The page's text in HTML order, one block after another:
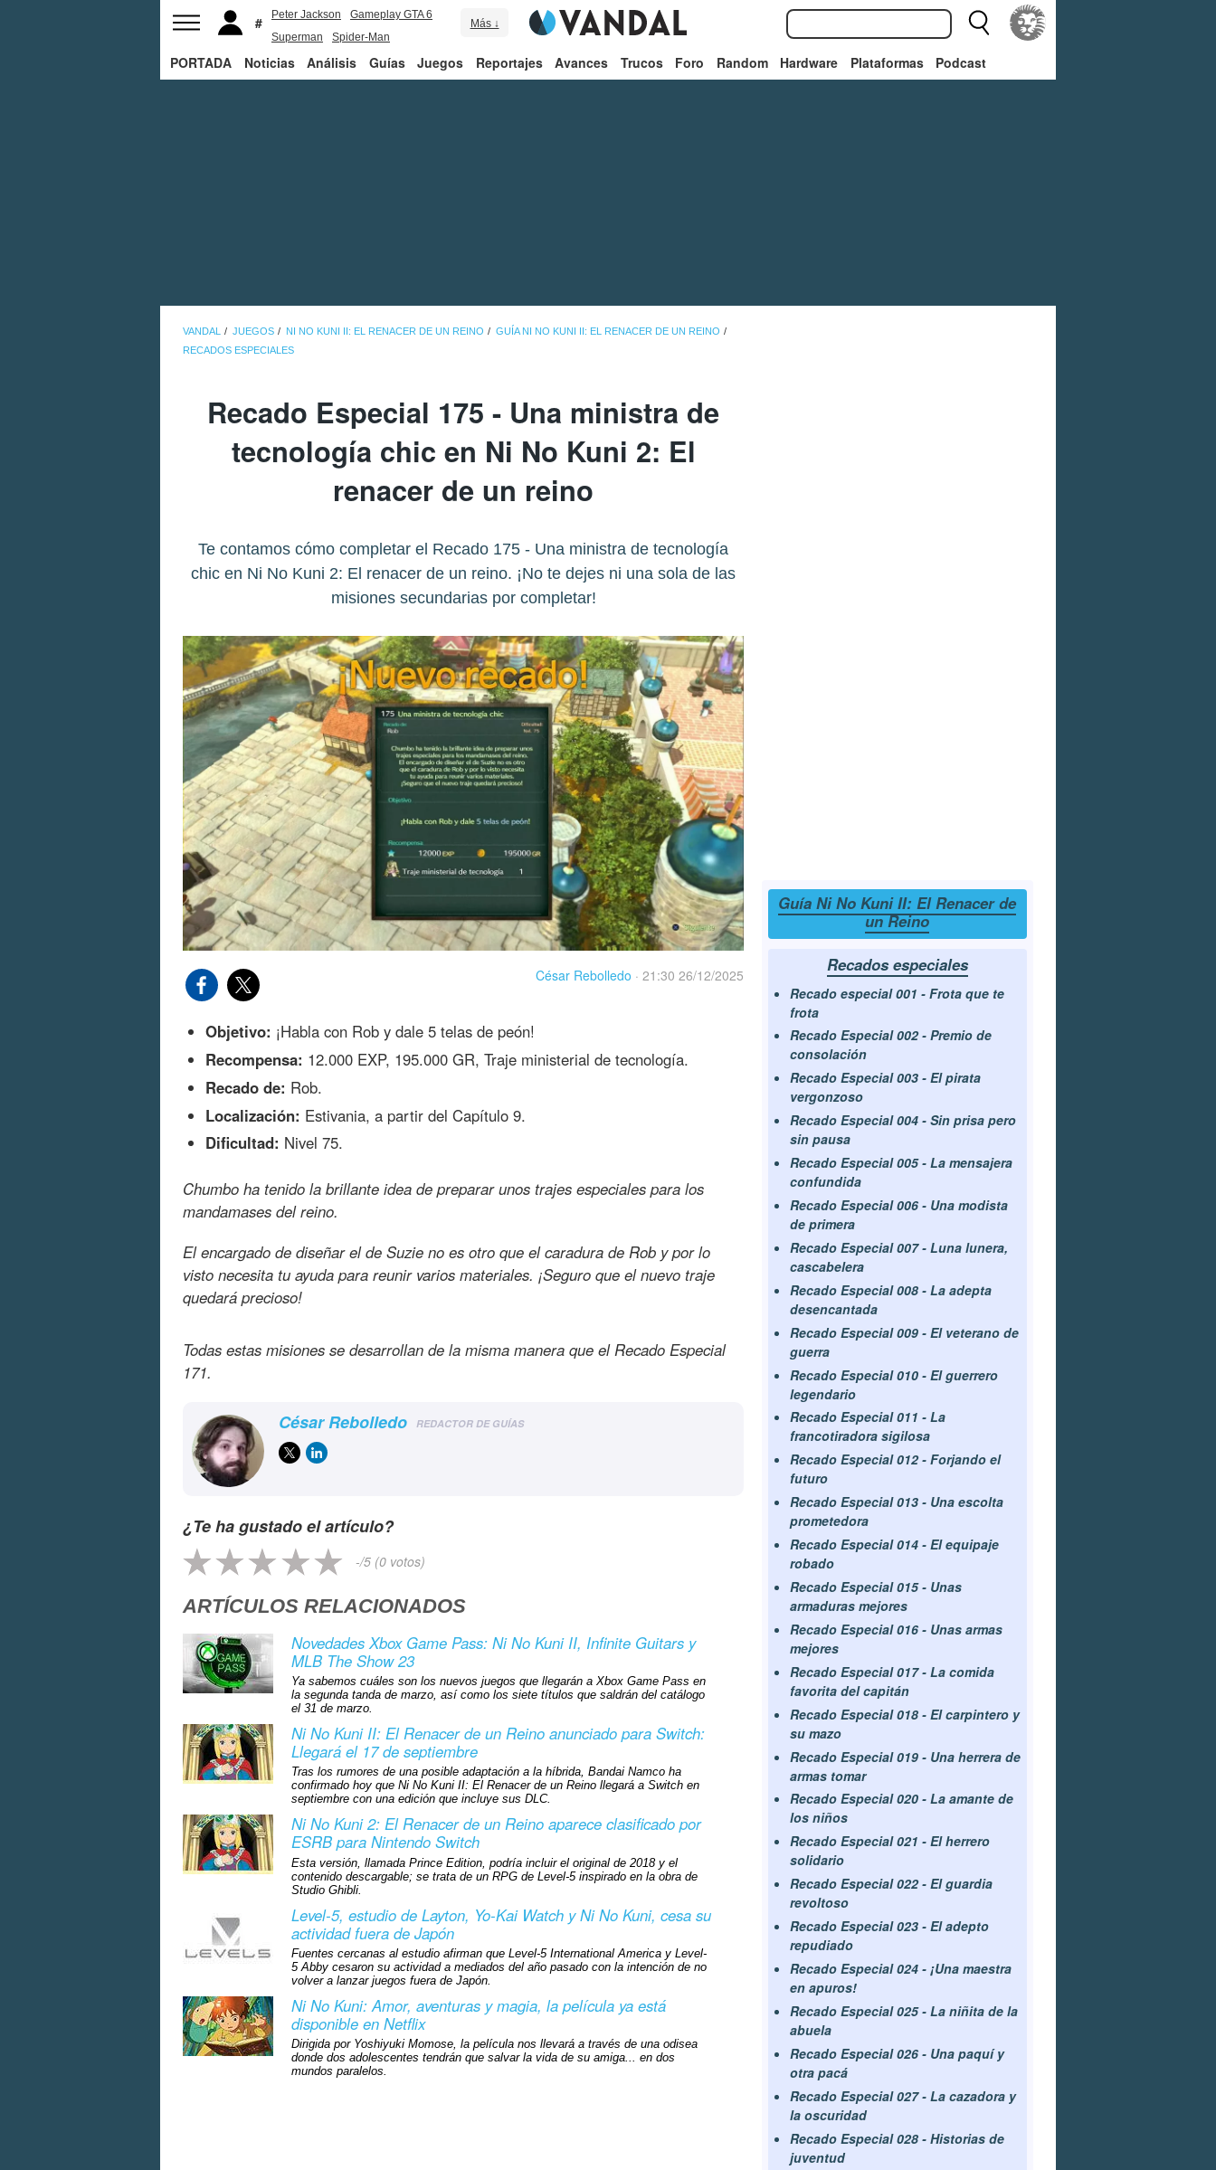
Peter Jackson
Gameplay GTA 6
Superman
Spider-Man
Más ↓
PORTADA Noticias Análisis Guías Juegos Reportajes Avances Trucos Foro Random Hardware Plataformas Podcast
VANDAL JUEGOS NI NO KUNI II: EL RENACER DE UN REINO
GUÍA NI NO KUNI II: EL RENACER DE UN REINO
RECADOS ESPECIALES
Recado Especial 175 - Una ministra de
tecnología chic en Ni No Kuni 2: El
renacer de un reino
Te contamos cómo completar el Recado 175 - Una ministra de tecnología
chic en Ni No Kuni 2: El renacer de un reino. ¡No te dejes ni una sola de las
misiones secundarias por completar!
César Rebolledo · 21:30 26/12/2025
Objetivo: ¡Habla con Rob y dale 5 telas de peón!
Recompensa: 12.000 EXP, 195.000 GR, Traje ministerial de tecnología.
Recado de: Rob.
Localización: Estivania, a partir del Capítulo 9.
Dificultad: Nivel 75.
Chumbo ha tenido la brillante idea de preparar unos trajes especiales para los
mandamases del reino.
El encargado de diseñar el de Suzie no es otro que el caradura de Rob y por lo
visto necesita tu ayuda para reunir varios materiales. ¡Seguro que el nuevo traje
quedará precioso!
Todas estas misiones se desarrollan de la misma manera que el Recado Especial
171.
César Rebolledo REDACTOR DE GUÍAS
¿Te ha gustado el artículo?
-/5 (0votos)
ARTÍCULOS RELACIONADOS
Novedades Xbox Game Pass: Ni No Kuni II, Infinite Guitars y
MLB The Show 23
Ya sabemos cuáles son los nuevos juegos que llegarán a Xbox Game Pass en
la segunda tanda de marzo, así como los siete títulos que saldrán del catálogo
el 31 de marzo.
Ni No Kuni II: El Renacer de un Reino anunciado para Switch:
Llegará el 17 de septiembre
Tras los rumores de una posible adaptación a la híbrida, Bandai Namco ha
confirmado hoy que Ni No Kuni II: El Renacer de un Reino llegará a Switch en
septiembre con una edición que incluye sus DLC.
Ni No Kuni 2: El Renacer de un Reino aparece clasificado por
ESRB para Nintendo Switch
Esta versión, llamada Prince Edition, podría incluir el original de 2018 y el
contenido descargable; se trata de un RPG de Level-5 inspirado en la obra de
Studio Ghibli.
Level-5, estudio de Layton, Yo-Kai Watch y Ni No Kuni, cesa su
actividad fuera de Japón
Fuentes cercanas al estudio afirman que Level-5 International America y Level-
5 Abby cesaron su actividad a mediados del año pasado con la intención de no
volver a lanzar juegos fuera de Japón.
Ni No Kuni: Amor, aventuras y magia, la película ya está
disponible en Netflix
Dirigida por Yoshiyuki Momose, la película nos llevará a través de una odisea
donde dos adolescentes tendrán que salvar la vida de su amiga... en dos
mundos paralelos.
Guía Ni No Kuni II: El Renacer de
un Reino
Recados especiales
Recado especial 001 - Frota que te
frota
Recado Especial 002 - Premio de
consolación
Recado Especial 003 - El pirata
vergonzoso
Recado Especial 004 - Sin prisa pero
sin pausa
Recado Especial 005 - La mensajera
confundida
Recado Especial 006 - Una modista
de primera
Recado Especial 007 - Luna lunera,
cascabelera
Recado Especial 008 - La adepta
desencantada
Recado Especial 009 - El veterano de
guerra
Recado Especial 010 - El guerrero
legendario
Recado Especial 011 - La
francotiradora sigilosa
Recado Especial 012 - Forjando el
futuro
Recado Especial 013 - Una escolta
prometedora
Recado Especial 014 - El equipaje
robado
Recado Especial 015 - Unas
armaduras mejores
Recado Especial 016 - Unas armas
mejores
Recado Especial 017 - La comida
favorita del capitán
Recado Especial 018 - El carpintero y
su mazo
Recado Especial 019 - Una herrera de
armas tomar
Recado Especial 020 - La amante de
los niños
Recado Especial 021 - El herrero
solidario
Recado Especial 022 - El guardia
revoltoso
Recado Especial 023 - El adepto
repudiado
Recado Especial 024 - ¡Una maestra
en apuros!
Recado Especial 025 - La niñita de la
abuela
Recado Especial 026 - Una paquí y
otra pacá
Recado Especial 027 - La cazadora y
la oscuridad
Recado Especial 028 - Historias de
juventud